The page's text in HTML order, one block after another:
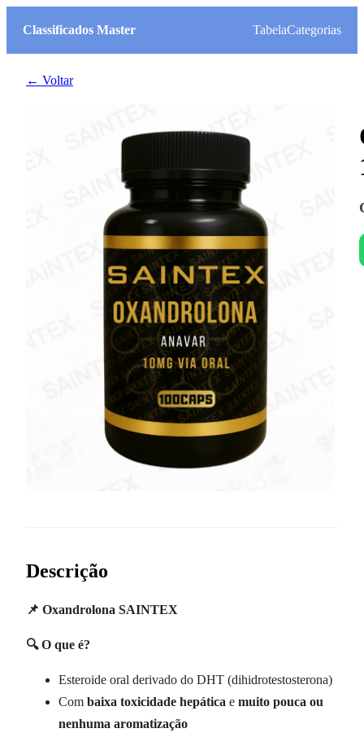
Classificados Master TabelaCategorias
← Voltar
Descrição
📌 Oxandrolona SAINTEX
🔍 O que é?
Esteroide oral derivado do DHT (dihidrotestosterona)
Com baixa toxicidade hepática e muito pouca ou
nenhuma aromatização